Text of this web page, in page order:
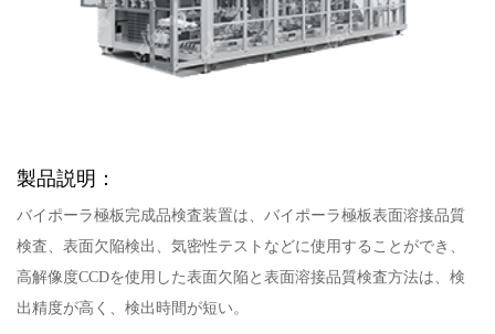
製品説明：
バイポーラ極板完成品検査装置は、バイポーラ極板表面溶接品質
検査、表面欠陥検出、気密性テストなどに使用することができ、
高解像度CCDを使用した表面欠陥と表面溶接品質検査方法は、検
出精度が高く、検出時間が短い。